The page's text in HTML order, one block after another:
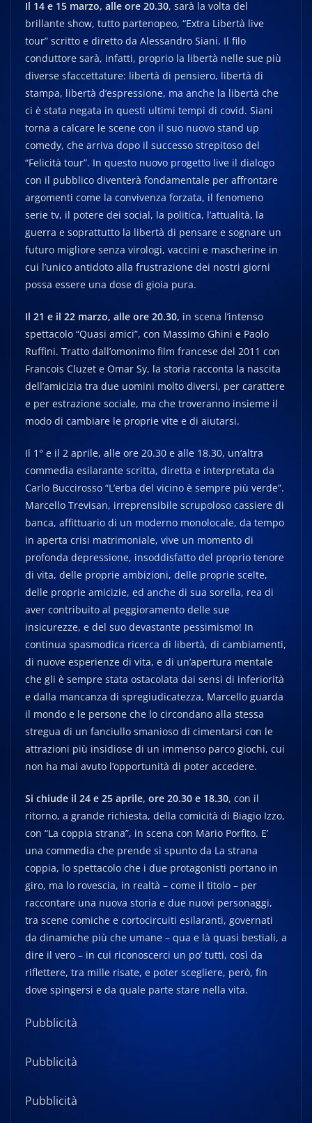
Il 14 e 15 marzo, alle ore 20.30, sarà la volta del
brillante show, tutto partenopeo, “Extra Libertà live
tour” scritto e diretto da Alessandro Siani. Il filo
conduttore sarà, infatti, proprio la libertà nelle sue più
diverse sfaccettature: libertà di pensiero, libertà di
stampa, libertà d’espressione, ma anche la libertà che
ci è stata negata in questi ultimi tempi di covid. Siani
torna a calcare le scene con il suo nuovo stand up
comedy, che arriva dopo il successo strepitoso del
“Felicità tour”. In questo nuovo progetto live il dialogo
con il pubblico diventerà fondamentale per affrontare
argomenti come la convivenza forzata, il fenomeno
serie tv, il potere dei social, la politica, l’attualità, la
guerra e soprattutto la libertà di pensare e sognare un
futuro migliore senza virologi, vaccini e mascherine in
cui l’unico antidoto alla frustrazione dei nostri giorni
possa essere una dose di gioia pura.
Il 21 e il 22 marzo, alle ore 20.30, in scena l’intenso
spettacolo “Quasi amici”, con Massimo Ghini e Paolo
Ruffini. Tratto dall’omonimo film francese del 2011 con
Francois Cluzet e Omar Sy, la storia racconta la nascita
dell’amicizia tra due uomini molto diversi, per carattere
e per estrazione sociale, ma che troveranno insieme il
modo di cambiare le proprie vite e di aiutarsi.
Il 1° e il 2 aprile, alle ore 20.30 e alle 18.30, un’altra
commedia esilarante scritta, diretta e interpretata da
Carlo Buccirosso “L’erba del vicino è sempre più verde”.
Marcello Trevisan, irreprensibile scrupoloso cassiere di
banca, affittuario di un moderno monolocale, da tempo
in aperta crisi matrimoniale, vive un momento di
profonda depressione, insoddisfatto del proprio tenore
di vita, delle proprie ambizioni, delle proprie scelte,
delle proprie amicizie, ed anche di sua sorella, rea di
aver contribuito al peggioramento delle sue
insicurezze, e del suo devastante pessimismo! In
continua spasmodica ricerca di libertà, di cambiamenti,
di nuove esperienze di vita, e di un’apertura mentale
che gli è sempre stata ostacolata dai sensi di inferiorità
e dalla mancanza di spregiudicatezza, Marcello guarda
il mondo e le persone che lo circondano alla stessa
stregua di un fanciullo smanioso di cimentarsi con le
attrazioni più insidiose di un immenso parco giochi, cui
non ha mai avuto l’opportunità di poter accedere.
Si chiude il 24 e 25 aprile, ore 20.30 e 18.30, con il
ritorno, a grande richiesta, della comicità di Biagio Izzo,
con “La coppia strana”, in scena con Mario Porfito. E’
una commedia che prende sì spunto da La strana
coppia, lo spettacolo che i due protagonisti portano in
giro, ma lo rovescia, in realtà – come il titolo – per
raccontare una nuova storia e due nuovi personaggi,
tra scene comiche e cortocircuiti esilaranti, governati
da dinamiche più che umane – qua e là quasi bestiali, a
dire il vero – in cui riconoscerci un po’ tutti, così da
riflettere, tra mille risate, e poter scegliere, però, fin
dove spingersi e da quale parte stare nella vita.
Pubblicità
Pubblicità
Pubblicità